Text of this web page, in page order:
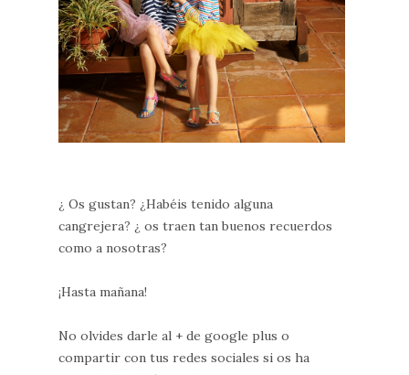
¿ Os gustan? ¿Habéis tenido alguna
cangrejera? ¿ os traen tan buenos recuerdos
como a nosotras?
¡Hasta mañana!
No olvides darle al + de google plus o
compartir con tus redes sociales si os ha